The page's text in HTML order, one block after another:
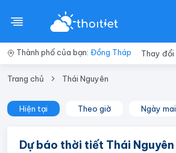
Thành phố của bạn: Đồng Tháp Thay đổi
Trang chủ Thái Nguyên
Hiện tại Theo giờ Ngày mai
Dự báo thời tiết Thái Nguyên